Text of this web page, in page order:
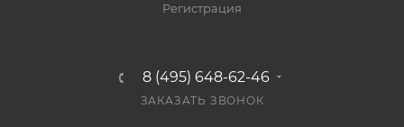
Регистрация
8 (495) 648-62-46
ЗАКАЗАТЬ ЗВОНОК